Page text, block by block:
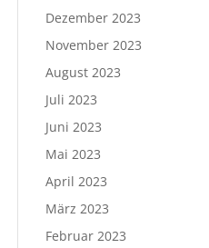
Dezember 2023
November 2023
August 2023
Juli 2023
Juni 2023
Mai 2023
April 2023
März 2023
Februar 2023